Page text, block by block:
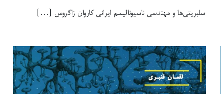
و
سلبریتی‌ها و مهندسی ناسیونالیسم ایرانی کاروان زاگروس [...]